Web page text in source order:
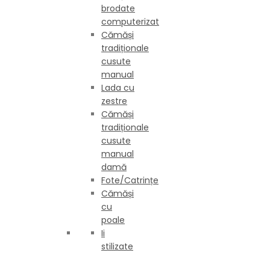
brodate
computerizat
Cămăși
tradiționale
cusute
manual
Lada cu
zestre
Cămăși
tradiționale
cusute
manual
damă
Fote/Catrințe
Cămăși
cu
poale
Ii
stilizate